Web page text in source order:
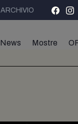
ARCHIVIO
News Mostre